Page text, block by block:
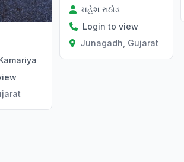
મહેશ રાઠોડ
Login to view
Junagadh, Gujarat